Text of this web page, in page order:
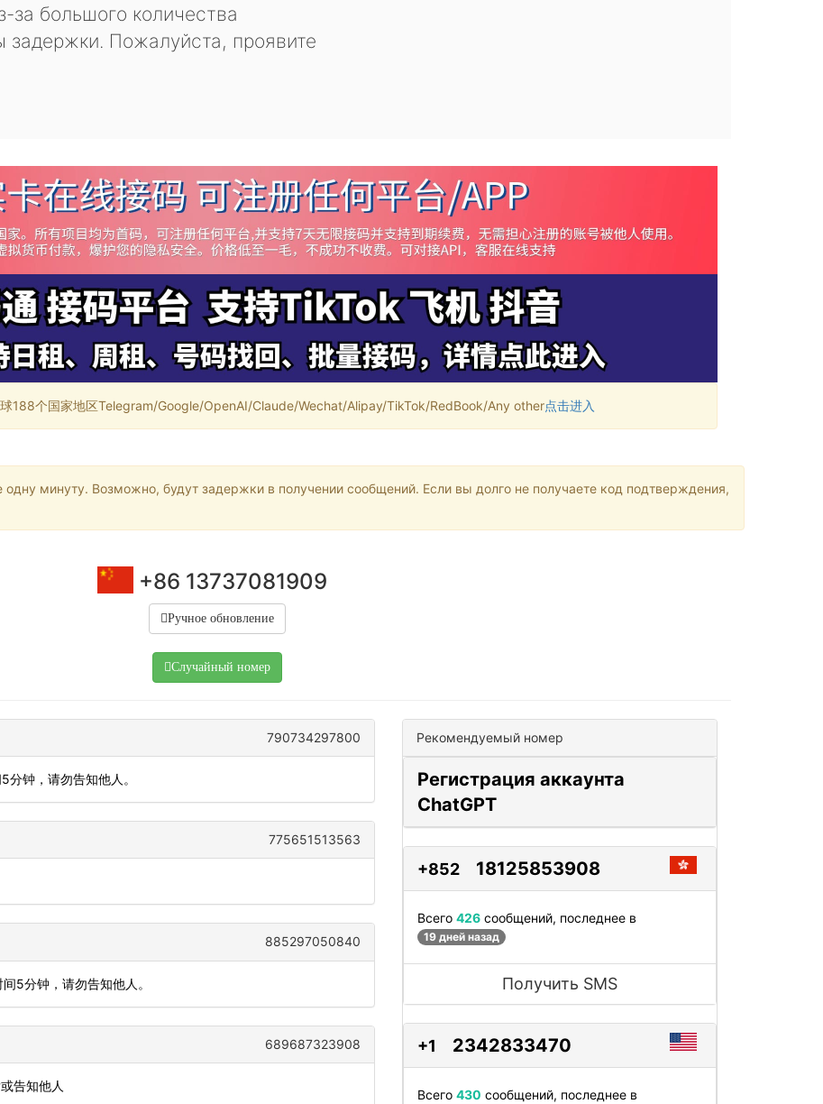
за большого количества
задержки. Пожалуйста, проявите
188个国家地区Telegram/Google/OpenAI/Claude/Wechat/Alipay/TikTok/RedBook/Any other点击进入
одну минуту. Возможно, будут задержки в получении сообщений. Если вы долго не получаете код подтверждения,
+86 13737081909
Ручное обновление
Случайный номер
790734297800
分钟，请勿告知他人。
775651513563
885297050840
5分钟，请勿告知他人。
689687323908
告知他人
Рекомендуемый номер
Регистрация аккаунта
ChatGPT
+852 18125853908
Всего 426 сообщений, последнее в
19 дней назад
Получить SMS
+1 2342833470
Всего 430 сообщений, последнее в